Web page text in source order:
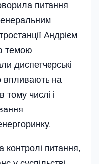
питання
Андрієм
темою
диспетчерські
впливають на
тому числі і
контролі питання,